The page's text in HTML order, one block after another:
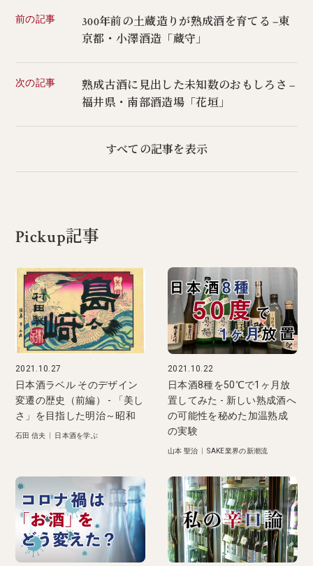
前の記事
300年前の土蔵造りが熟成酒を育てる −東
京都・小澤酒造「蔵守」
次の記事
熟成古酒に見出した未知数のおもしろさ −
福井県・南部酒造場「花垣」
すべての記事を表示
Pickup記事
2021.10.27
日本酒ラベル そのデザイン
変遷の歴史（前編） - 「美し
さ」を目指した明治～昭和
石田 信夫 日本酒を学ぶ
2021.10.22
日本酒8種を50℃で1ヶ月放
置してみた - 新しい熟成酒へ
の可能性を秘めた加温熟成
の実験
山本 聖治 |SAKE業界の新潮流